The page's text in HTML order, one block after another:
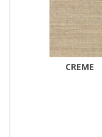
CREME